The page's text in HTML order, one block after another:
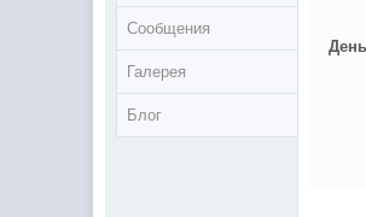
Сообщения
Галерея
Блог